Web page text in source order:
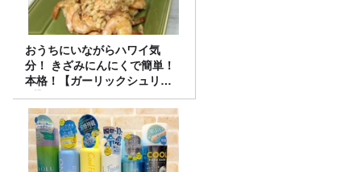
おうちにいながらハワイ気
分！ きざみにんにくで簡単！
本格！【ガーリックシュリン
プ】 桃屋のかんたんレシピ